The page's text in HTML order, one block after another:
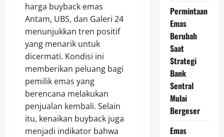
harga buyback emas
Antam, UBS, dan Galeri 24
menunjukkan tren positif
yang menarik untuk
dicermati. Kondisi ini
memberikan peluang bagi
pemilik emas yang
berencana melakukan
penjualan kembali. Selain
itu, kenaikan buyback juga
menjadi indikator bahwa
Permintaan
Emas
Berubah
Saat
Strategi
Bank
Sentral
Mulai
Bergeser
Emas